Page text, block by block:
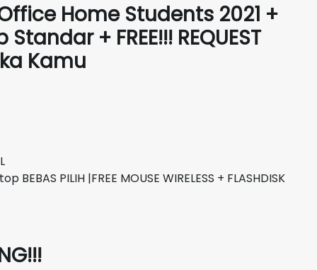
Office Home Students 2021 +
+ FREE!!! REQUEST
Kamu
BEBAS PILIH |FREE MOUSE WIRELESS + FLASHDISK